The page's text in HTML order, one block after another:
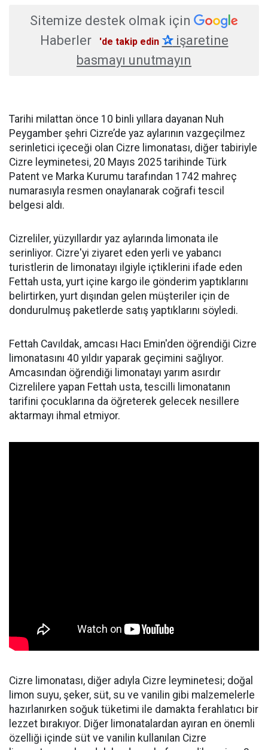
Sitemize destek olmak için
Haberler
'de takip edin ✰işaretine
basmayı unutmayın
Tarihi milattan önce 10 binli yıllara dayanan Nuh
Peygamber şehri Cizre’de yaz aylarının vazgeçilmez
serinletici içeceği olan Cizre limonatası, diğer tabiriyle
Cizre leyminetesi, 20 Mayıs 2025 tarihinde Türk
Patent ve Marka Kurumu tarafından 1742 mahreç
numarasıyla resmen onaylanarak coğrafi tescil
belgesi aldı.
Cizreliler, yüzyıllardır yaz aylarında limonata ile
serinliyor. Cizre'yi ziyaret eden yerli ve yabancı
turistlerin de limonatayı ilgiyle içtiklerini ifade eden
Fettah usta, yurt içine kargo ile gönderim yaptıklarını
belirtirken, yurt dışından gelen müşteriler için de
dondurulmuş paketlerde satış yaptıklarını söyledi.
Fettah Cavıldak, amcası Hacı Emin'den öğrendiği Cizre
limonatasını 40 yıldır yaparak geçimini sağlıyor.
Amcasından öğrendiği limonatayı yarım asırdır
Cizrelilere yapan Fettah usta, tescilli limonatanın
tarifini çocuklarına da öğreterek gelecek nesillere
aktarmayı ihmal etmiyor.
Cizre limonatası, diğer adıyla Cizre leyminetesi; doğal
limon suyu, şeker, süt, su ve vanilin gibi malzemelerle
hazırlanırken soğuk tüketimi ile damakta ferahlatıcı bir
lezzet bırakıyor. Diğer limonatalardan ayıran en önemli
özelliği içinde süt ve vanilin kullanılan Cizre